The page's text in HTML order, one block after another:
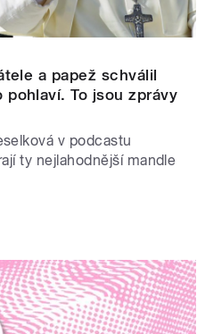
a papež schválil
To jsou zprávy
v podcastu
ty nejlahodnější mandle